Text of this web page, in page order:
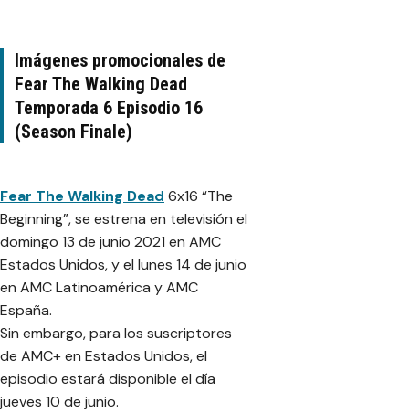
Imágenes promocionales de
Fear The Walking Dead
Temporada 6 Episodio 16
(Season Finale)
Fear The Walking Dead 6x16 “The
Beginning”, se estrena en televisión el
domingo 13 de junio 2021 en AMC
Estados Unidos, y el lunes 14 de junio
en AMC Latinoamérica y AMC
España.
Sin embargo, para los suscriptores
de AMC+ en Estados Unidos, el
episodio estará disponible el día
jueves 10 de junio.